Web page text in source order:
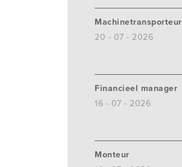
Machinetransporteur
20 - 07 - 2026
Financieel manager
16 - 07 - 2026
Monteur